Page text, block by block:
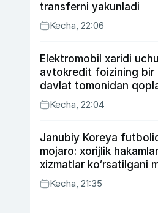
transferni yakunladi
Kecha, 22:06
Elektromobil xaridi
avtokredit foizining bir
davlat tomonidan
berilishi mumkin
Kecha, 22:04
Janubiy Koreya
mojaro: xorijlik
xizmatlar ko‘rsatilgani
qilindi
Kecha, 21:35